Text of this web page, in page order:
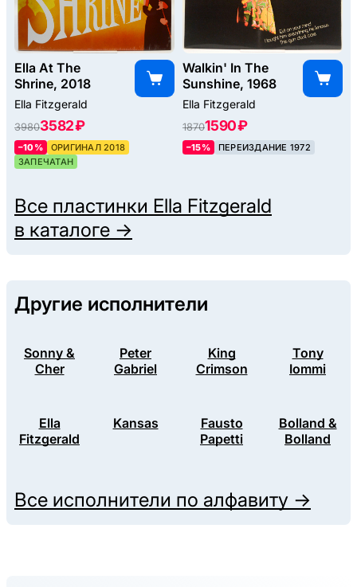
Ella At The
Shrine, 2018
Ella Fitzgerald
39803582 ₽
–10%
ОРИГИНАЛ 2018
ЗАПЕЧАТАН
Walkin' In The
Sunshine, 1968
Ella Fitzgerald
18701590 ₽
–15% ПЕРЕИЗДАНИЕ 1972
Все пластинки Ella Fitzgerald
в каталоге →
Другие исполнители
Sonny &
Cher
Peter
Gabriel
King
Crimson
Tony
Iommi
Ella
Fitzgerald
Kansas
Fausto
Papetti
Bolland &
Bolland
Все исполнители по алфавиту →